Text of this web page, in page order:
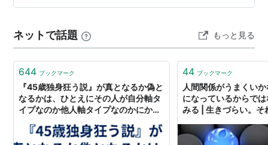
ちになり、どんどん追い詰められてしまう。 そうこうし
もいいです」「皆さんの意見に合わせます」 と答えてし
まう。 けれど、家に帰ってから…
ネットで話題 もっと見る
644 ブックマーク
『45歳独身狂う説』が真となるか偽と
なるかは、ひとえにその人が自分軸タ
イプなのか他人軸タイプなのかにかか
44 ブックマーク
人間関係がうまくい
になっているからで
みる | 生きづらい。そ